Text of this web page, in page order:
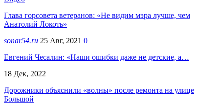
Глава горсовета ветеранов: «Не видим мэра лучше, чем
Анатолий Локоть»
sonar54.ru 25 Авг, 2021 0
Евгений Чесалин: «Наши ошибки даже не детские, а…
18 Дек, 2022
Дорожники объяснили «волны» после ремонта на улице
Большой